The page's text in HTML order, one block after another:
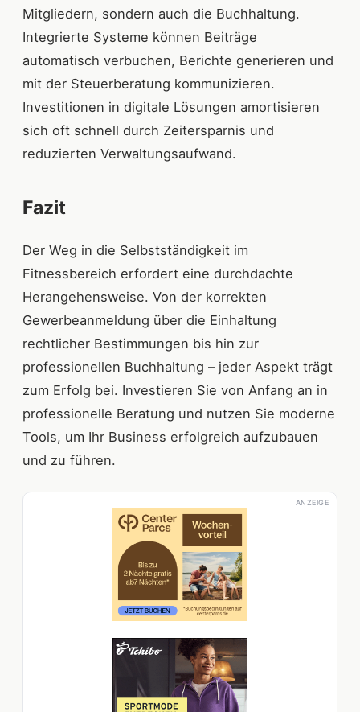
Mitgliedern, sondern auch die Buchhaltung.
Integrierte Systeme können Beiträge
automatisch verbuchen, Berichte generieren und
mit der Steuerberatung kommunizieren.
Investitionen in digitale Lösungen amortisieren
sich oft schnell durch Zeitersparnis und
reduzierten Verwaltungsaufwand.
Fazit
Der Weg in die Selbstständigkeit im
Fitnessbereich erfordert eine durchdachte
Herangehensweise. Von der korrekten
Gewerbeanmeldung über die Einhaltung
rechtlicher Bestimmungen bis hin zur
professionellen Buchhaltung – jeder Aspekt trägt
zum Erfolg bei. Investieren Sie von Anfang an in
professionelle Beratung und nutzen Sie moderne
Tools, um Ihr Business erfolgreich aufzubauen
und zu führen.
ANZEIGE